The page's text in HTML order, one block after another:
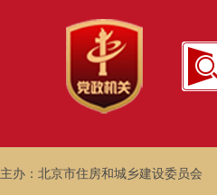
主办：北京市住房和城乡建设委员会